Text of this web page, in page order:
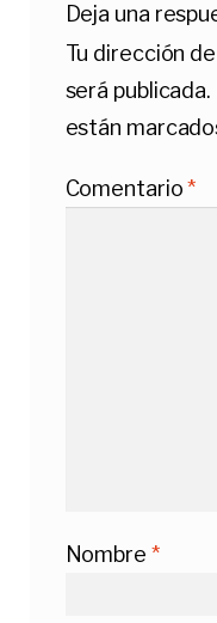
Deja una
Tu dirección
será publicada.
están
Comentario*
Nombre *